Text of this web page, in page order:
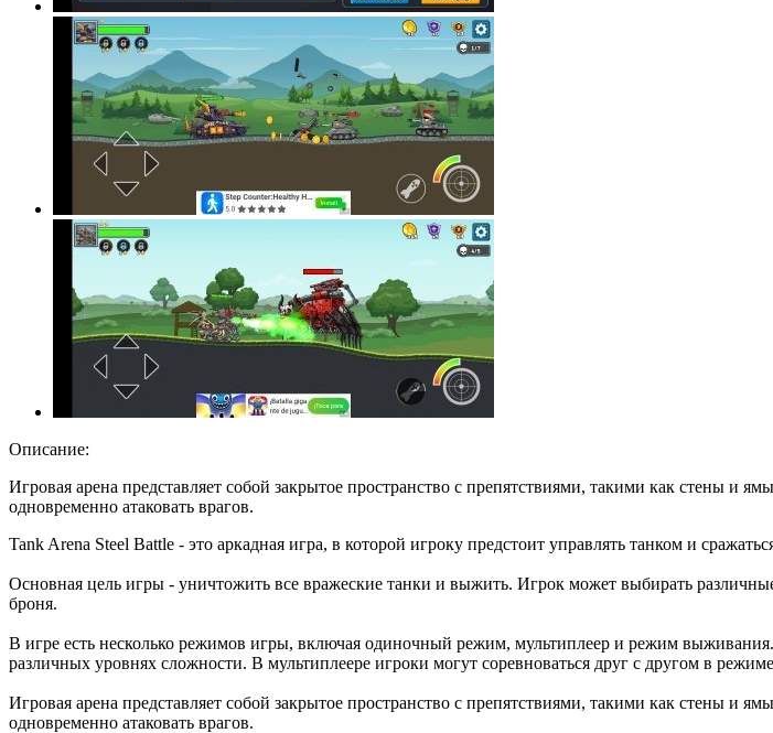
Описание:
Игровая арена представляет собой закрытое пространство с препятствиями, такими как стены и
одновременно атаковать врагов.
Tank Arena Steel Battle - это аркадная игра, в которой игроку предстоит управлять танком и
Основная цель игры - уничтожить все вражеские танки и выжить. Игрок может выбирать
броня.
В игре есть несколько режимов игры, включая одиночный режим, мультиплеер и режим
различных уровнях сложности. В мультиплеере игроки могут соревноваться друг с другом в
Игровая арена представляет собой закрытое пространство с препятствиями, такими как стены и
одновременно атаковать врагов.